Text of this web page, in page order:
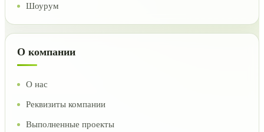
Шоурум
О компании
О нас
Реквизиты компании
Выполненные проекты